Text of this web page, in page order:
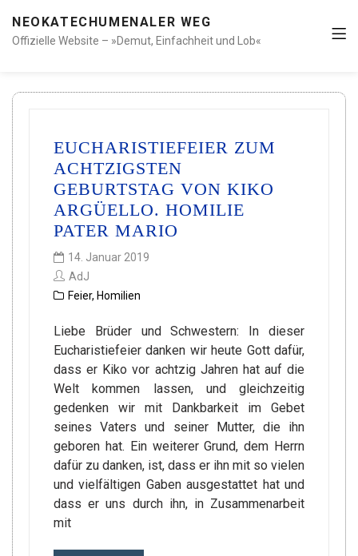
NEOKATECHUMENALER WEG
Offizielle Website – »Demut, Einfachheit und Lob«
EUCHARISTIEFEIER ZUM
ACHTZIGSTEN
GEBURTSTAG VON KIKO
ARGÜELLO. HOMILIE
PATER MARIO
14. Januar 2019
AdJ
Feier, Homilien
Liebe Brüder und Schwestern: In dieser
Eucharistiefeier danken wir heute Gott dafür,
dass er Kiko vor achtzig Jahren hat auf die
Welt kommen lassen, und gleichzeitig
gedenken wir mit Dankbarkeit im Gebet
seines Vaters und seiner Mutter, die ihn
geboren hat. Ein weiterer Grund, dem Herrn
dafür zu danken, ist, dass er ihn mit so vielen
und vielfältigen Gaben ausgestattet hat und
dass er uns durch ihn, in Zusammenarbeit
mit